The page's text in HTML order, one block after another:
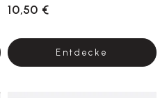
10,50 €
Entdecke